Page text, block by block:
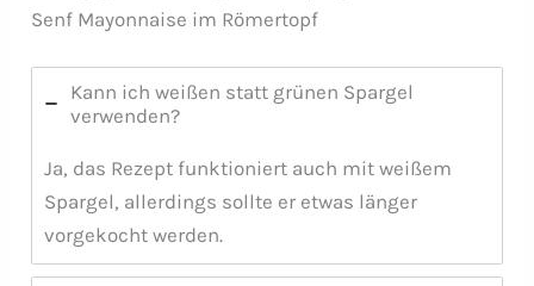
Senf Mayonnaise im Römertopf
Kann ich weißen statt grünen Spargel
verwenden?
Ja, das Rezept funktioniert auch mit weißem
Spargel, allerdings sollte er etwas länger
vorgekocht werden.